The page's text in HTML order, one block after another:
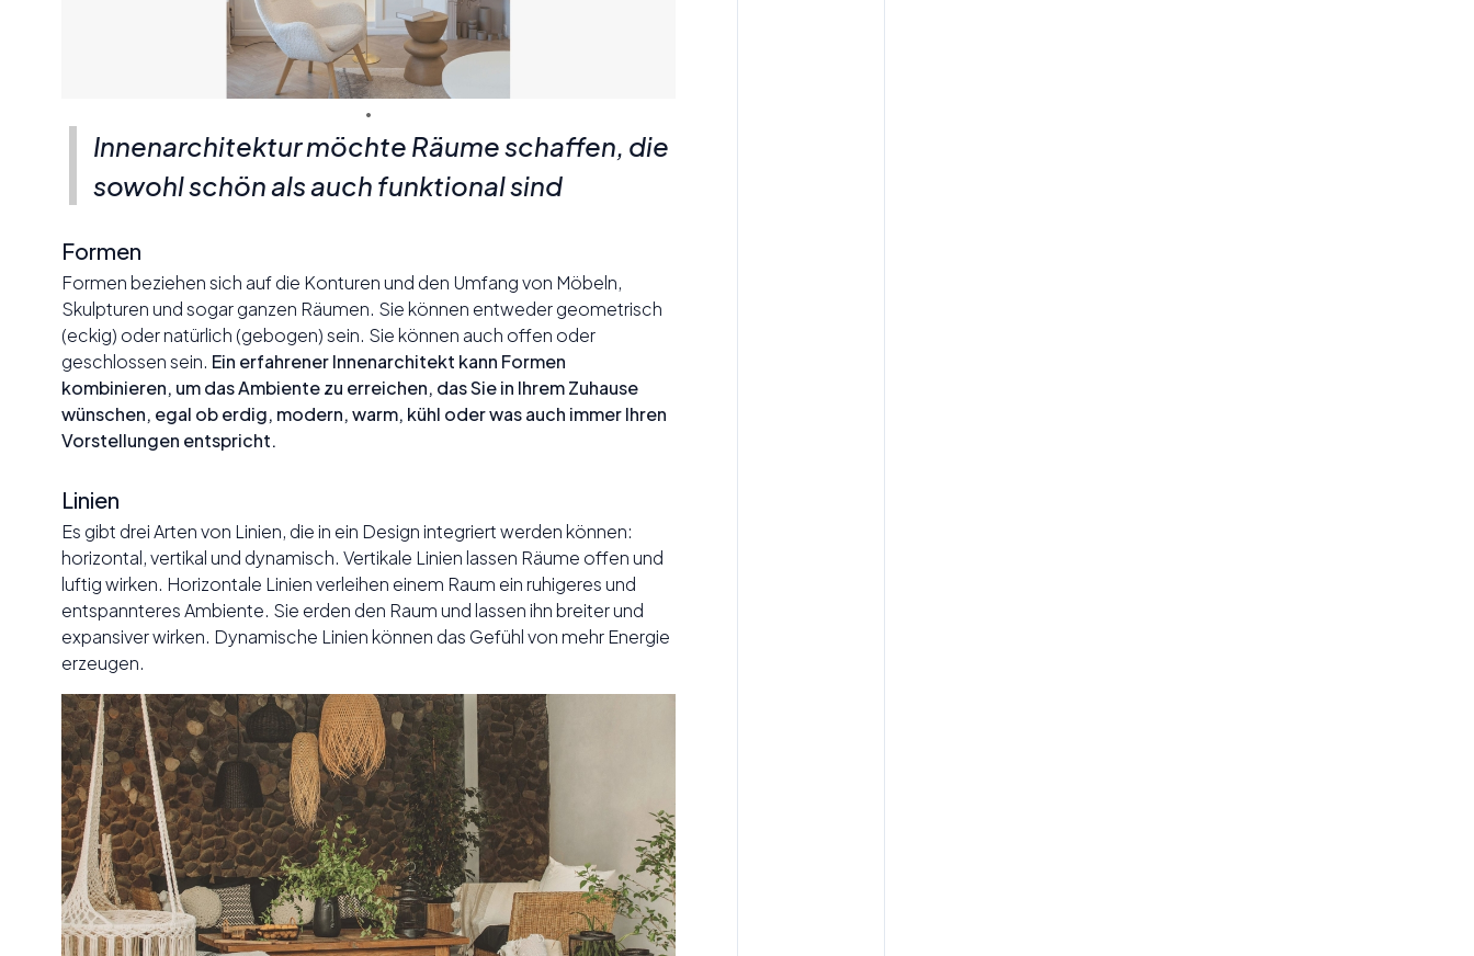
Innenarchitektur möchte Räume schaffen, die
sowohl schön als auch funktional sind
Formen
Formen beziehen sich auf die Konturen und den Umfang von Möbeln,
Skulpturen und sogar ganzen Räumen. Sie können entweder geometrisch
(eckig) oder natürlich (gebogen) sein. Sie können auch offen oder
geschlossen sein. Ein erfahrener Innenarchitekt kann Formen
kombinieren, um das Ambiente zu erreichen, das Sie in Ihrem Zuhause
wünschen, egal ob erdig, modern, warm, kühl oder was auch immer Ihren
Vorstellungen entspricht.
Linien
Es gibt drei Arten von Linien, die in ein Design integriert werden können:
horizontal, vertikal und dynamisch. Vertikale Linien lassen Räume offen und
luftig wirken. Horizontale Linien verleihen einem Raum ein ruhigeres und
entspannteres Ambiente. Sie erden den Raum und lassen ihn breiter und
expansiver wirken. Dynamische Linien können das Gefühl von mehr Energie
erzeugen.